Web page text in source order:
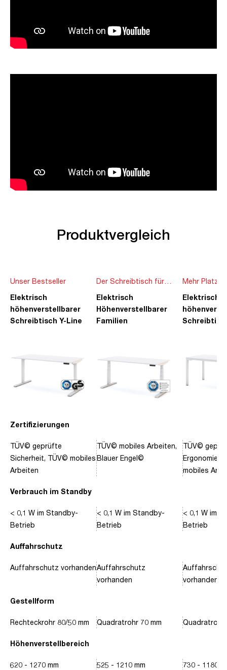
Produktvergleich
Zertifizierungen
Verbrauch im Standby
Auffahrschutz
Gestellform
Höhenverstellbereich
Unser Bestseller
Elektrisch
höhenverstellbarer
Schreibtisch Y-Line
TÜV© geprüfte
Sicherheit, TÜV© mobiles
Arbeiten
< 0,1 W im Standby-
Betrieb
Auffahrschutz vorhanden
Rechteckrohr 80/50 mm
620 - 1270 mm
Der Schreibtisch für
die ganze Familie
Elektrisch
Höhenverstellbarer
Familien
TÜV© mobiles Arbeiten,
Blauer Engel©
< 0,1 W im Standby-
Betrieb
Auffahrschutz
vorhanden
Quadratrohr 70 mm
525 - 1210 mm
Mehr Platz
Ideen
Elektrisch
TÜV©
Ergonomie,
mobiles
< 0,1 W im
Betrieb
vorhanden
Quadratrohr
730 - 1180